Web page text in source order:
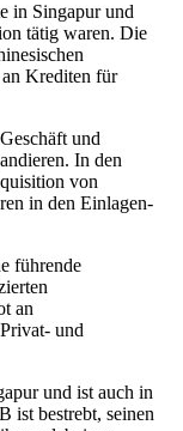
in Singapur und
tätig waren. Die
an Krediten für
und
In den
von
in den Einlagen-
führende
an
und
und ist auch in
ist bestrebt, seinen